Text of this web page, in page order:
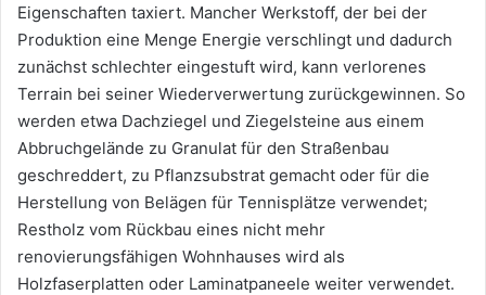
Eigenschaften taxiert. Mancher Werkstoff, der bei der
Produktion eine Menge Energie verschlingt und dadurch
zunächst schlechter eingestuft wird, kann verlorenes
Terrain bei seiner Wiederverwertung zurückgewinnen. So
werden etwa Dachziegel und Ziegelsteine aus einem
Abbruchgelände zu Granulat für den Straßenbau
geschreddert, zu Pflanzsubstrat gemacht oder für die
Herstellung von Belägen für Tennisplätze verwendet;
Restholz vom Rückbau eines nicht mehr
renovierungsfähigen Wohnhauses wird als
Holzfaserplatten oder Laminatpaneele weiter verwendet.